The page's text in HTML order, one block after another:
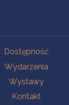
Dostępność
Wydarzenia
Wystawy
Kontakt